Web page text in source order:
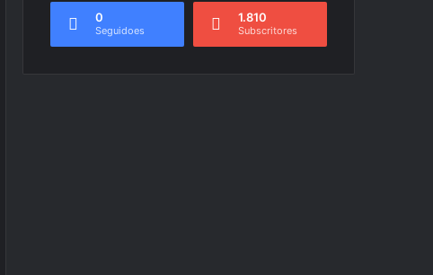
0
Seguidoes
1.810
Subscritores